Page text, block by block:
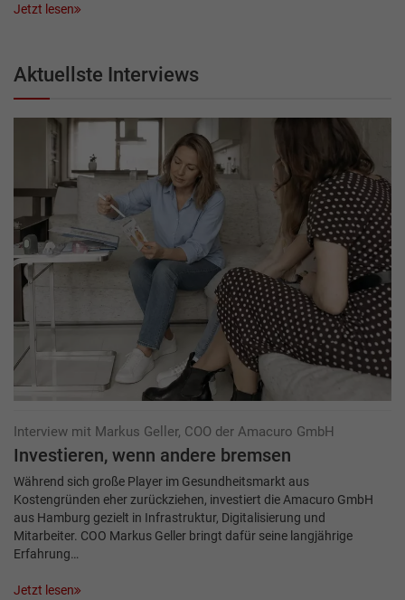
Jetzt lesen
Aktuellste Interviews
Interview mit Markus Geller, COO der Amacuro GmbH
Investieren, wenn andere bremsen
Während sich große Player im Gesundheitsmarkt aus
Kostengründen eher zurückziehen, investiert die Amacuro GmbH
aus Hamburg gezielt in Infrastruktur, Digitalisierung und
Mitarbeiter. COO Markus Geller bringt dafür seine langjährige
Erfahrung…
Jetzt lesen